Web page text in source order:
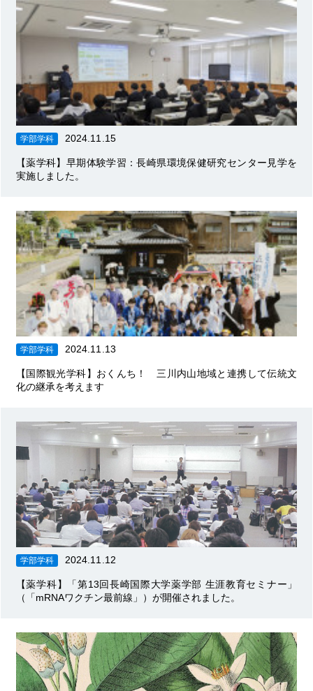
学部学科 2024.11.15
【薬学科】早期体験学習：長崎県環境保健研究センター見学を
実施しました。
学部学科 2024.11.13
【国際観光学科】おくんち！ 三川内山地域と連携して伝統文
化の継承を考えます
学部学科 2024.11.12
【薬学科】「第13回長崎国際大学薬学部 生涯教育セミナー」
（「mRNAワクチン最前線」）が開催されました。